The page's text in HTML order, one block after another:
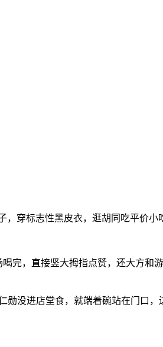
穿标志性黑皮衣，逛胡同吃平价小
完，直接竖大拇指点赞，还大方和
勋没进店堂食，就端着碗站在门口